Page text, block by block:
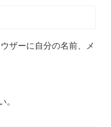
ザーに自分の名前、メ
。